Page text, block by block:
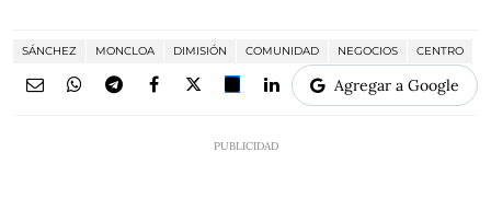
SÁNCHEZ MONCLOA DIMISIÓN COMUNIDAD NEGOCIOS CENTRO
Agregar a Google